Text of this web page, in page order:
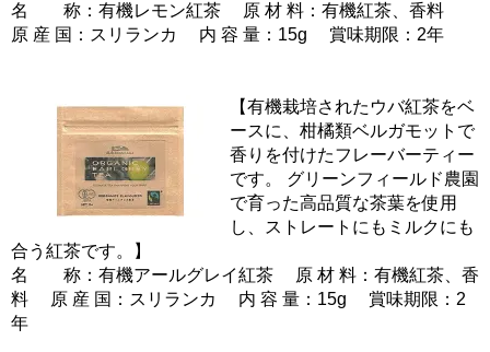
名 称：有機レモン紅茶 原 材 料：有機紅茶、香料
原 産 国：スリランカ 内 容 量：15g 賞味期限：2年
【有機栽培されたウバ紅茶をベ
ースに、柑橘類ベルガモットで
香りを付けたフレーバーティー
です。 グリーンフィールド農園
で育った高品質な茶葉を使用
し、ストレートにもミルクにも
合う紅茶です。】
名 称：有機アールグレイ紅茶 原 材 料：有機紅茶、香
料 原 産 国：スリランカ 内 容 量：15g 賞味期限：2
年